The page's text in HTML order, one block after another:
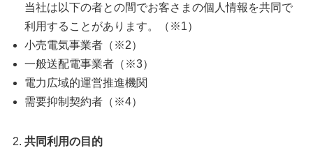
当社は以下の者との間でお客さまの個人情報を共同で
利用することがあります。（※1）
小売電気事業者（※2）
一般送配電事業者（※3）
電力広域的運営推進機関
需要抑制契約者（※4）
共同利用の目的